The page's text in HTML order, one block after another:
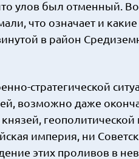
улов был отменный. Во
что означает и
в район
стратегической
возможно даже
империя, ни
этих проливов в